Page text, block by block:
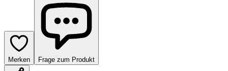
Merken Frage zum Produkt